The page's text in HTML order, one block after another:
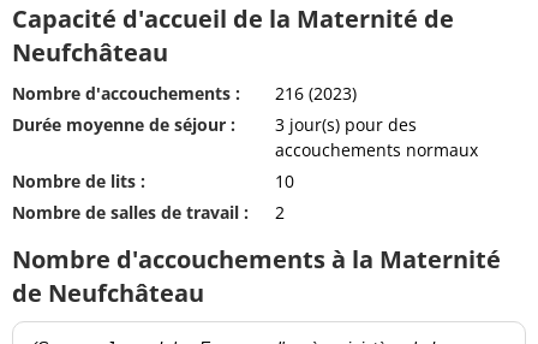
Capacité d'accueil de la Maternité de
Neufchâteau
Nombre d'accouchements :
216 (2023)
Durée moyenne de séjour :
3 jour(s) pour des
accouchements normaux
Nombre de lits :
10
Nombre de salles de travail :
2
Nombre d'accouchements à la Maternité
de Neufchâteau